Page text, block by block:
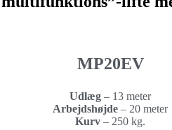
MP20EV
Udlæg – 13 meter
Arbejdshøjde – 20 meter
Kurv – 250 kg.